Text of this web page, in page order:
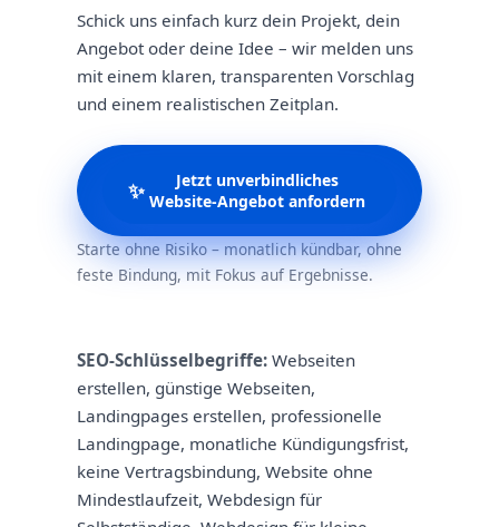
Schick uns einfach kurz dein Projekt, dein
Angebot oder deine Idee – wir melden uns
mit einem klaren, transparenten Vorschlag
und einem realistischen Zeitplan.
✨
Jetzt unverbindliches
Website-Angebot anfordern
Starte ohne Risiko – monatlich kündbar, ohne
feste Bindung, mit Fokus auf Ergebnisse.
SEO-Schlüsselbegriffe:Webseiten
erstellen, günstige Webseiten,
Landingpages erstellen, professionelle
Landingpage, monatliche Kündigungsfrist,
keine Vertragsbindung, Website ohne
Mindestlaufzeit, Webdesign für